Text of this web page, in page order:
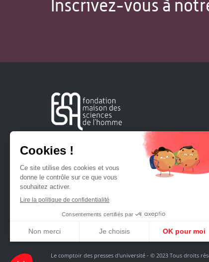
Inscrivez-vous à
Créée en 1963, la Fondation Maison Sciences de
soutient la recherche et la diffusion des
Le comptoir des presses d'université - © 2023 Tous droits